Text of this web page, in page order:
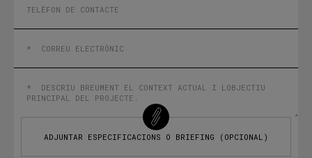
ADJUNTAR ESPECIFICACIONS O BRIEFING (OPCIONAL)